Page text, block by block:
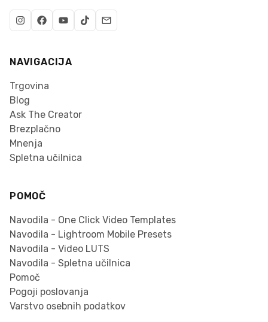
NAVIGACIJA
Trgovina
Blog
Ask The Creator
Brezplačno
Mnenja
Spletna učilnica
POMOČ
Navodila - One Click Video Templates
Navodila - Lightroom Mobile Presets
Navodila - Video LUTS
Navodila - Spletna učilnica
Pomoč
Pogoji poslovanja
Varstvo osebnih podatkov